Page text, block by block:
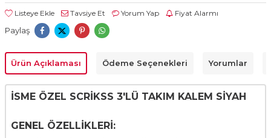
Listeye Ekle Tavsiye Et Yorum Yap Fiyat Alarmı
Paylaş
Ürün Açıklaması Ödeme Seçenekleri Yorumlar
İSME ÖZEL SCRİKSS 3'LÜ TAKIM KALEM SİYAH
GENEL ÖZELLİKLERİ: